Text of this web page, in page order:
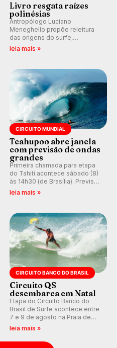
Livro resgata raízes
polinésias
Antropólogo Luciano
Meneghello propõe releitura
das origens do surfe,
resgatando a cultura polinésia
prática em esporte e indústria.
leia mais »
CIRCUITO MUNDIAL
Teahupoo abre janela
com previsão de ondas
grandes
Primeira chamada para etapa
do Tahiti acontece sábado (8)
às 14h30 (de Brasília). Previsão
indica swell consistente.
Kelly Slater convidado.
leia mais »
CIRCUITO BANCO DO BRASIL
Circuito QS
desembarca em Natal
Etapa do Circuito Banco do
Brasil de Surfe acontece entre
7 e 9 de agosto na Praia de
Miami (RN), em disputas
(QS) 4.000 e pela corrida por
leia mais »